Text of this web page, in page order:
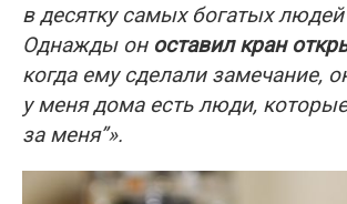
в десятку самых богатых
Однажды он оставил кран
когда ему сделали замечание,
у меня дома есть люди,
за меня”».